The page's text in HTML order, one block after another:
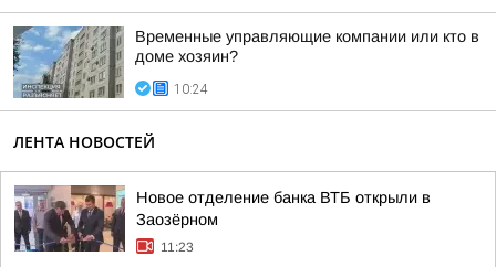
Временные управляющие компании или кто в
доме хозяин?
10:24
ЛЕНТА НОВОСТЕЙ
Новое отделение банка ВТБ открыли в
Заозёрном
11:23